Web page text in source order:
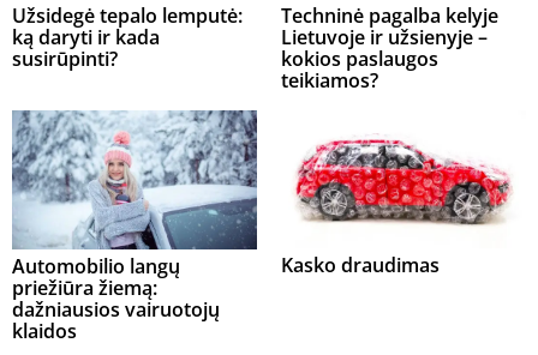
Užsidegė tepalo lemputė:
ką daryti ir kada
susirūpinti?
Techninė pagalba kelyje
Lietuvoje ir užsienyje –
kokios paslaugos
teikiamos?
Automobilio langų
priežiūra žiemą:
dažniausios vairuotojų
klaidos
Kasko draudimas